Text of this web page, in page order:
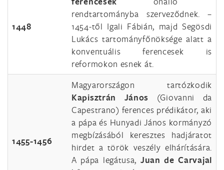
1448
rendtartományba szerveződnek. –
1454-től Igali Fábián, majd Segösdi
Lukács tartományfőnöksége alatt a
konventuális ferencesek is
reformokon esnek át.
1455-1456
Magyarországon tartózkodik
Kapisztrán János (Giovanni da
Capestrano) ferences prédikátor, aki
a pápa és Hunyadi János kormányzó
megbízásából keresztes hadjáratot
hirdet a török veszély elhárítására.
A pápa legátusa, Juan de Carvajal